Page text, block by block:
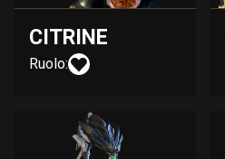
CITRINE
Ruolo: